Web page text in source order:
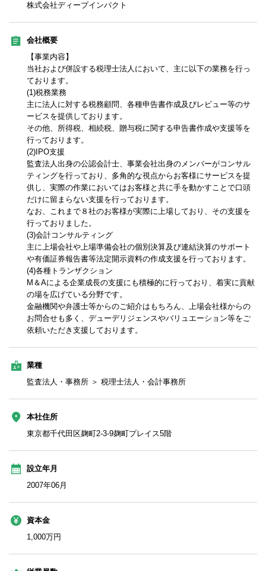
株式会社ディープインパクト
会社概要
【事業内容】
当社および併設する税理士法人において、主に以下の業務を行っ
ております。
(1)税務業務
主に法人に対する税務顧問、各種申告書作成及びレビュー等のサ
ービスを提供しております。
その他、所得税、相続税、贈与税に関する申告書作成や支援等を
行っております。
(2)IPO支援
監査法人出身の公認会計士、事業会社出身のメンバーがコンサル
ティングを行っており、多角的な視点からお客様にサービスを提
供し、実際の作業においてはお客様と共に手を動かすことで口頭
だけに留まらない支援を行っております。
なお、これまで８社のお客様が実際に上場しており、その支援を
行っておりました。
(3)会計コンサルティング
主に上場会社や上場準備会社の個別決算及び連結決算のサポート
や有価証券報告書等法定開示資料の作成支援を行っております。
(4)各種トランザクション
M＆Aによる企業成長の支援にも積極的に行っており、着実に貢献
の場を広げている分野です。
金融機関や弁護士等からのご紹介はもちろん、上場会社様からの
お問合せも多く、デューデリジェンスやバリュエーション等をご
依頼いただき支援しております。
業種
監査法人・事務所 ＞ 税理士法人・会計事務所
本社住所
東京都千代田区麹町2-3-9麹町プレイス5階
設立年月
2007年06月
資本金
1,000万円